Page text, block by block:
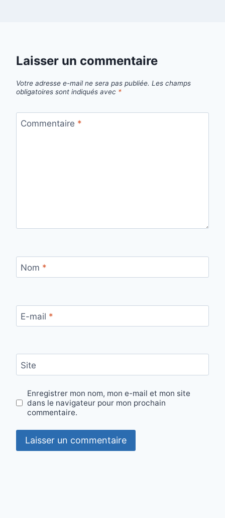
Laisser un commentaire
Votre adresse e-mail ne sera pas publiée. Les champs
obligatoires sont indiqués avec *
Commentaire *
Nom *
E-mail *
Site
Enregistrer mon nom, mon e-mail et mon site
dans le navigateur pour mon prochain
commentaire.